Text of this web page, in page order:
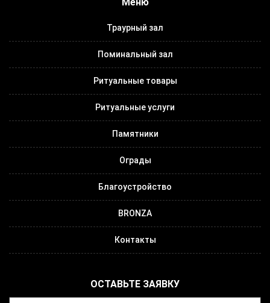
Траурный зал
Поминальный зал
Ритуальные товары
Ритуальные услуги
Памятники
Ограды
Благоустройство
BRONZA
Контакты
ОСТАВЬТЕ ЗАЯВКУ